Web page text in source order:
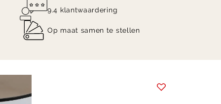
9.4 klantwaardering
Op maat samen te stellen
1